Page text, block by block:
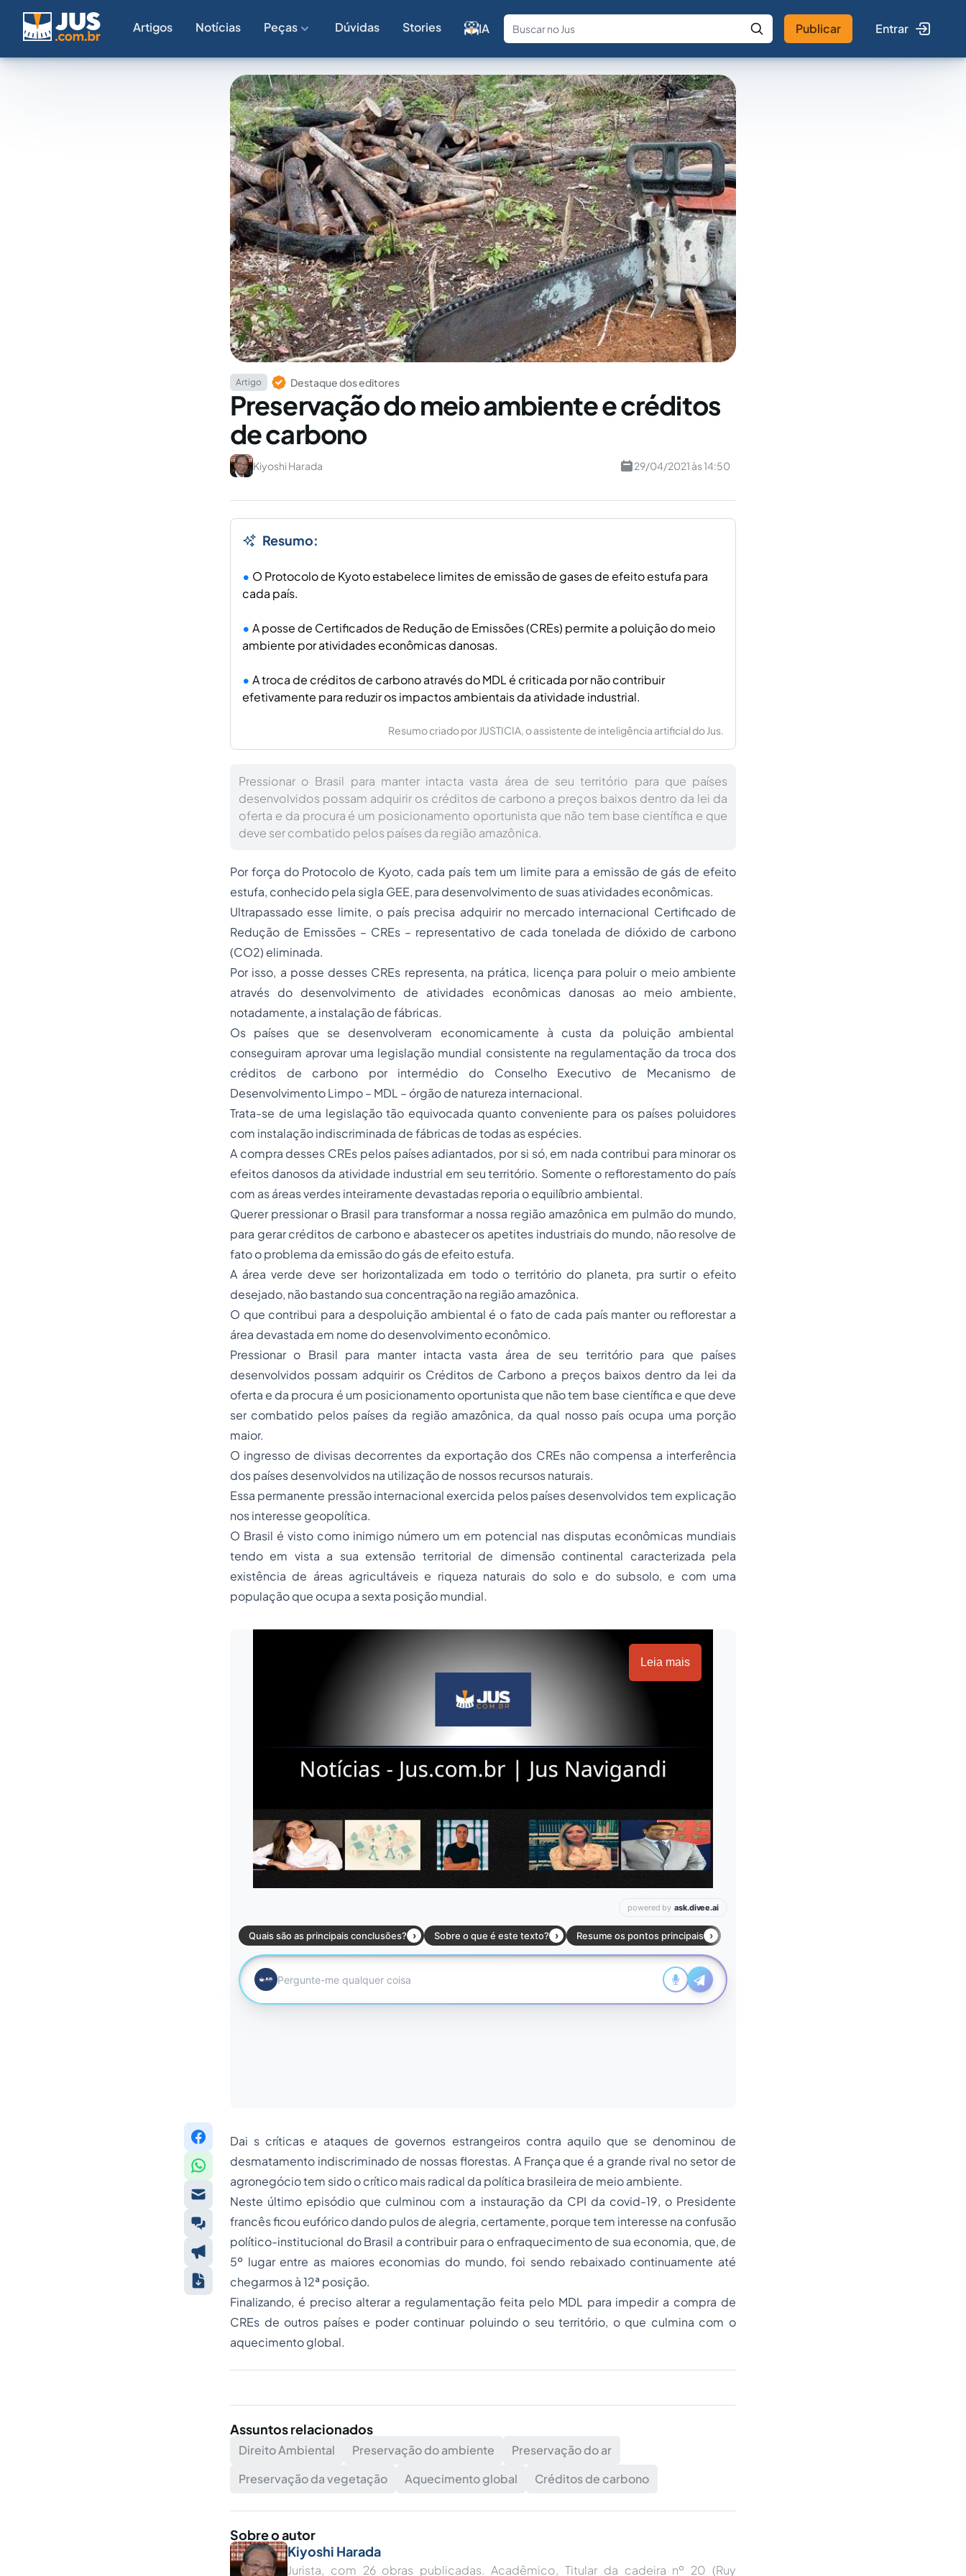
Artigos Notícias Peças Dúvidas Stories IA
Fale com a IA Buscar no Jus
Publicar Entrar
Artigo Destaque dos editores
Preservação do meio ambiente e créditos
de carbono
Kiyoshi Harada 29/04/2021 às 14:50
Resumo:
O Protocolo de Kyoto estabelece limites de emissão de gases de efeito estufa para
cada país.
A posse de Certificados de Redução de Emissões (CREs) permite a poluição do meio
ambiente por atividades econômicas danosas.
A troca de créditos de carbono através do MDL é criticada por não contribuir
efetivamente para reduzir os impactos ambientais da atividade industrial.
Resumo criado por JUSTICIA, o assistente de inteligência artificial do Jus.
Pressionar o Brasil para manter intacta vasta área de seu território para que países
desenvolvidos possam adquirir os créditos de carbono a preços baixos dentro da lei da
oferta e da procura é um posicionamento oportunista que não tem base científica e que
deve ser combatido pelos países da região amazônica.
Por força do Protocolo de Kyoto, cada país tem um limite para a emissão de gás de efeito
estufa, conhecido pela sigla GEE, para desenvolvimento de suas atividades econômicas.
Ultrapassado esse limite, o país precisa adquirir no mercado internacional Certificado de
Redução de Emissões – CREs – representativo de cada tonelada de dióxido de carbono
(CO2) eliminada.
Por isso, a posse desses CREs representa, na prática, licença para poluir o meio ambiente
através do desenvolvimento de atividades econômicas danosas ao meio ambiente,
notadamente, a instalação de fábricas.
Os países que se desenvolveram economicamente à custa da poluição ambiental
conseguiram aprovar uma legislação mundial consistente na regulamentação da troca dos
créditos de carbono por intermédio do Conselho Executivo de Mecanismo de
Desenvolvimento Limpo – MDL – órgão de natureza internacional.
Trata-se de uma legislação tão equivocada quanto conveniente para os países poluidores
com instalação indiscriminada de fábricas de todas as espécies.
A compra desses CREs pelos países adiantados, por si só, em nada contribui para minorar os
efeitos danosos da atividade industrial em seu território. Somente o reflorestamento do país
com as áreas verdes inteiramente devastadas reporia o equilíbrio ambiental.
Querer pressionar o Brasil para transformar a nossa região amazônica em pulmão do mundo,
para gerar créditos de carbono e abastecer os apetites industriais do mundo, não resolve de
fato o problema da emissão do gás de efeito estufa.
A área verde deve ser horizontalizada em todo o território do planeta, pra surtir o efeito
desejado, não bastando sua concentração na região amazônica.
O que contribui para a despoluição ambiental é o fato de cada país manter ou reflorestar a
área devastada em nome do desenvolvimento econômico.
Pressionar o Brasil para manter intacta vasta área de seu território para que países
desenvolvidos possam adquirir os Créditos de Carbono a preços baixos dentro da lei da
oferta e da procura é um posicionamento oportunista que não tem base científica e que deve
ser combatido pelos países da região amazônica, da qual nosso país ocupa uma porção
maior.
O ingresso de divisas decorrentes da exportação dos CREs não compensa a interferência
dos países desenvolvidos na utilização de nossos recursos naturais.
Essa permanente pressão internacional exercida pelos países desenvolvidos tem explicação
nos interesse geopolítica.
O Brasil é visto como inimigo número um em potencial nas disputas econômicas mundiais
tendo em vista a sua extensão territorial de dimensão continental caracterizada pela
existência de áreas agricultáveis e riqueza naturais do solo e do subsolo, e com uma
população que ocupa a sexta posição mundial.
Leia mais
Dai s críticas e ataques de governos estrangeiros contra aquilo que se denominou de
desmatamento indiscriminado de nossas florestas. A França que é a grande rival no setor de
agronegócio tem sido o crítico mais radical da política brasileira de meio ambiente.
Neste último episódio que culminou com a instauração da CPI da covid-19, o Presidente
francês ficou eufórico dando pulos de alegria, certamente, porque tem interesse na confusão
político-institucional do Brasil a contribuir para o enfraquecimento de sua economia, que, de
5º lugar entre as maiores economias do mundo, foi sendo rebaixado continuamente até
chegarmos à 12ª posição.
Finalizando, é preciso alterar a regulamentação feita pelo MDL para impedir a compra de
CREs de outros países e poder continuar poluindo o seu território, o que culmina com o
aquecimento global.
Assuntos relacionados
Direito Ambiental Preservação do ambiente
Preservação do ar
Preservação da vegetação
Aquecimento global Créditos de carbono
Sobre o autor
Kiyoshi Harada
Jurista, com 26 obras publicadas. Acadêmico, Titular da cadeira nº 20 (Ruy